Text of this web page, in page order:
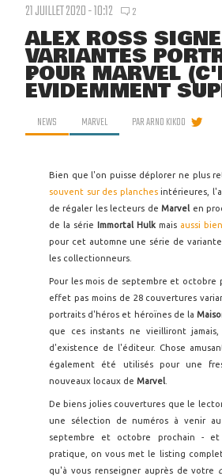
21 JUILLET 2020 - 10:12 2
ALEX ROSS
VARIANTES
POUR MARVEL
ÉVIDEMMENT
NEWS MARVEL PARARNO KIKOO
Bien que l'on puisse déplorer ne plus
souvent sur des planchesintérieures,
de régaler les lecteurs deMarvel en
de la série Immortal Hulk mais aussi
pour cet automne une série de
les collectionneurs.
Pour les mois de septembre et octobre
effet pas moins de 28 couvertures
portraits d'héros et héroïnes de la
que ces instants ne vieilliront
d'existence de l'éditeur. Chose
également été utilisés pour une
nouveaux locaux de Marvel
De biens jolies couvertures que le
une sélection de numéros à venir
septembre et octobre prochain -
pratique, on vous met le listing
qu'à vous renseigner auprès de votre